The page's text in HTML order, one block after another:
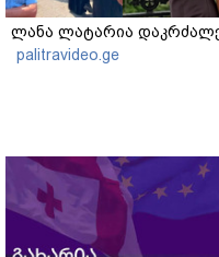
ლანა ლატარია
palitravideo.ge